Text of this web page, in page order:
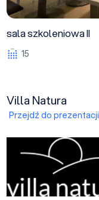
sala szkoleniowa II
15
Villa Natura
Przejdź do prezentacji